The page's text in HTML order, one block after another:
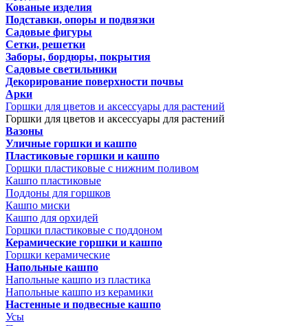
Кованые изделия
Подставки, опоры и подвязки
Садовые фигуры
Сетки, решетки
Заборы, бордюры, покрытия
Садовые светильники
Декорирование поверхности почвы
Арки
Горшки для цветов и аксессуары для растений
Горшки для цветов и аксессуары для растений
Вазоны
Уличные горшки и кашпо
Пластиковые горшки и кашпо
Горшки пластиковые с нижним поливом
Кашпо пластиковые
Поддоны для горшков
Кашпо миски
Кашпо для орхидей
Горшки пластиковые с поддоном
Керамические горшки и кашпо
Горшки керамические
Напольные кашпо
Напольные кашпо из пластика
Напольные кашпо из керамики
Настенные и подвесные кашпо
Усы